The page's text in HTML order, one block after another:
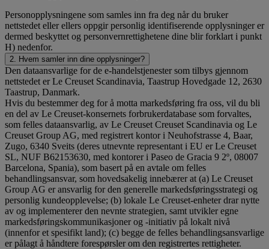
Personopplysningene som samles inn fra deg når du bruker
nettstedet eller ellers oppgir personlig identifiserende opplysninger er
dermed beskyttet og personvernrettighetene dine blir forklart i punkt
H) nedenfor.
2. Hvem samler inn dine opplysninger?
Den dataansvarlige for de e-handelstjenester som tilbys gjennom
nettstedet er Le Creuset Scandinavia, Taastrup Hovedgade 12, 2630
Taastrup, Danmark.
Hvis du bestemmer deg for å motta markedsføring fra oss, vil du bli
en del av Le Creuset-konsernets forbrukerdatabase som forvaltes,
som felles dataansvarlig, av Le Creuset Creuset Scandinavia og Le
Creuset Group AG, med registrert kontor i Neuhofstrasse 4, Baar,
Zugo, 6340 Sveits (deres utnevnte representant i EU er Le Creuset
SL, NUF B62153630, med kontorer i Paseo de Gracia 9 2º, 08007
Barcelona, Spania), som basert på en avtale om felles
behandlingsansvar, som hovedsakelig innebærer at (a) Le Creuset
Group AG er ansvarlig for den generelle markedsføringsstrategi og
personlig kundeopplevelse; (b) lokale Le Creuset-enheter drar nytte
av og implementerer den nevnte strategien, samt utvikler egne
markedsføringskommunikasjoner og -initiativ på lokalt nivå
(innenfor et spesifikt land); (c) begge de felles behandlingsansvarlige
er pålagt å håndtere forespørsler om den registrertes rettigheter.